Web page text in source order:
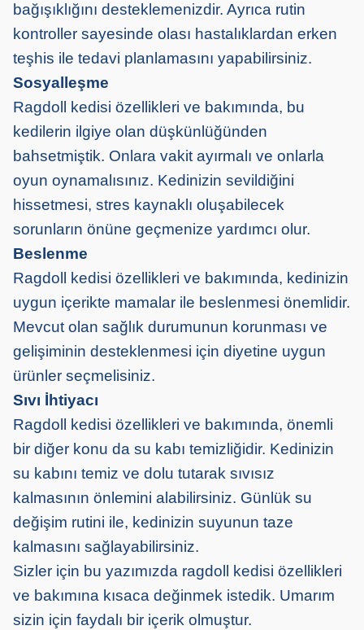
bağışıklığını desteklemenizdir. Ayrıca rutin
kontroller sayesinde olası hastalıklardan erken
teşhis ile tedavi planlamasını yapabilirsiniz.
Sosyalleşme
Ragdoll kedisi özellikleri ve bakımında, bu
kedilerin ilgiye olan düşkünlüğünden
bahsetmiştik. Onlara vakit ayırmalı ve onlarla
oyun oynamalısınız. Kedinizin sevildiğini
hissetmesi, stres kaynaklı oluşabilecek
sorunların önüne geçmenize yardımcı olur.
Beslenme
Ragdoll kedisi özellikleri ve bakımında, kedinizin
uygun içerikte mamalar ile beslenmesi önemlidir.
Mevcut olan sağlık durumunun korunması ve
gelişiminin desteklenmesi için diyetine uygun
ürünler seçmelisiniz.
Sıvı İhtiyacı
Ragdoll kedisi özellikleri ve bakımında, önemli
bir diğer konu da su kabı temizliğidir. Kedinizin
su kabını temiz ve dolu tutarak sıvısız
kalmasının önlemini alabilirsiniz. Günlük su
değişim rutini ile, kedinizin suyunun taze
kalmasını sağlayabilirsiniz.
Sizler için bu yazımızda ragdoll kedisi özellikleri
ve bakımına kısaca değinmek istedik. Umarım
sizin için faydalı bir içerik olmuştur.